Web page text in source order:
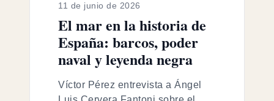
11 de junio de 2026
El mar en la historia de
España: barcos, poder
naval y leyenda negra
Víctor Pérez entrevista a Ángel